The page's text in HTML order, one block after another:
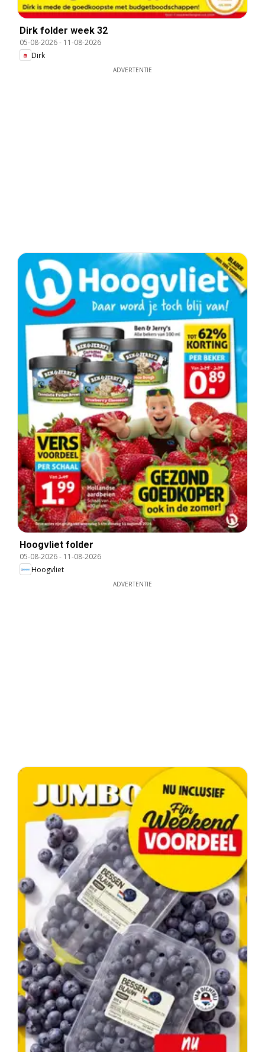
Dirk folder week 32
05-08-2026- 11-08-2026
Dirk
ADVERTENTIE
Hoogvliet folder
05-08-2026- 11-08-2026
Hoogvliet
ADVERTENTIE